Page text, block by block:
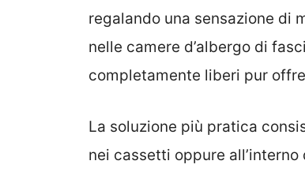
regalando una sensazione di
nelle camere d’albergo di
completamente liberi pur
La soluzione più pratica
nei cassetti oppure